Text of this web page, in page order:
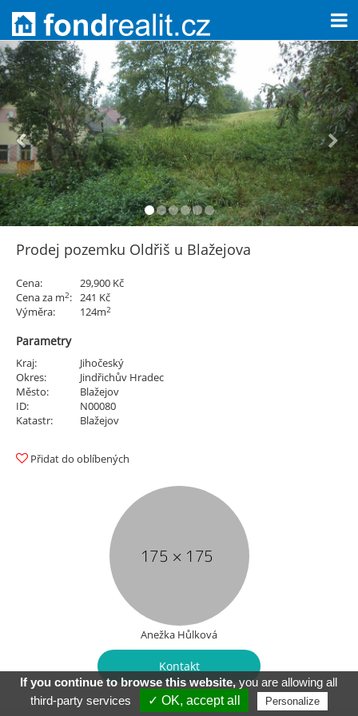
Prodej pozemku Oldřiš u Blažejova
Cena:
29,900 Kč
Cena za m2: 241 Kč
Výměra:
124m2
Parametry
Kraj:
Jihočeský
Okres:
Jindřichův Hradec
Město:
Blažejov
ID:
N00080
Katastr:
Blažejov
Přidat do oblíbených
Anežka Hůlková
Kontakt
If you continue to browse this website,you are allowing all
third-party services
✓ OK, accept all Personalize